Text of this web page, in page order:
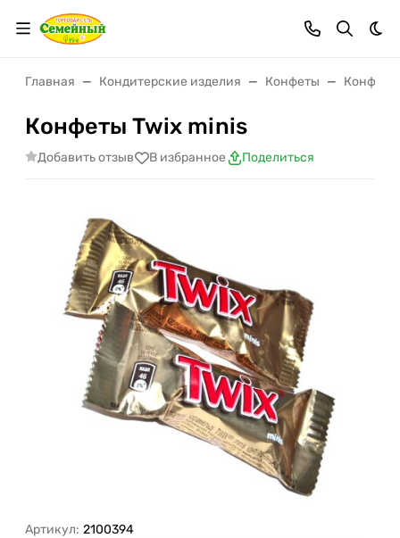
Главная Кондитерские изделия Конфеты
Конфеты Twix minis
Добавить отзыв В избранное Поделиться
Артикул: 2100394